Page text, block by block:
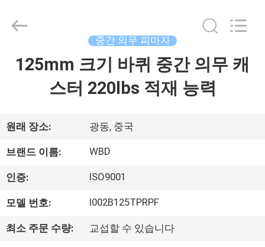
집
품
동
영
2026
Guangzhou
중간 의무 피마자
125mm 크기 바퀴 중간 의무 캐
스터 220lbs 적재 능력
원래 장소: 광동, 중국
브랜드 이름: WBD
인증: ISO9001
모델 번호: I002B125TPRPF
최소 주문 수량: 교섭할 수 있습니다